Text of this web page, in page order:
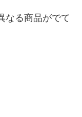
なる商品がでて